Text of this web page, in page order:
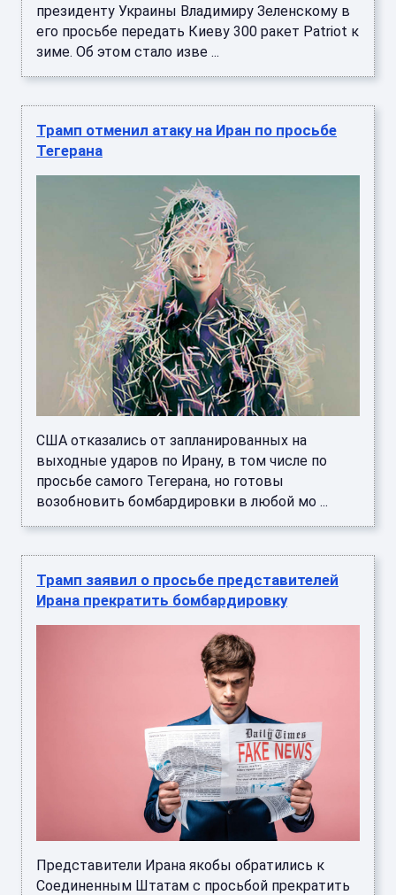
президенту Украины Владимиру Зеленскому в
его просьбе передать Киеву 300 ракет Patriot к
зиме. Об этом стало изве ...
Трамп отменил атаку на Иран по просьбе
Тегерана
США отказались от запланированных на
выходные ударов по Ирану, в том числе по
просьбе самого Тегерана, но готовы
возобновить бомбардировки в любой мо ...
Трамп заявил о просьбе представителей
Ирана прекратить бомбардировку
Представители Ирана якобы обратились к
Соединенным Штатам с просьбой прекратить